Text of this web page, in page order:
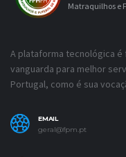
Matraquilhos e
A plataforma tecnológica é
vanguarda para melhor
Portugal, como é sua
EMAIL
geral@fpm.pt